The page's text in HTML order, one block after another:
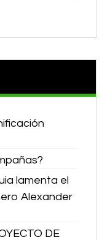
lamenta el
Alexander
DE